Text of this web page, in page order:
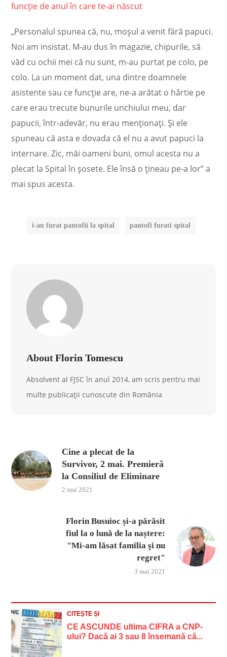
funcţie de anul în care te-ai născut
„Personalul spunea că, nu, moșul a venit fără papuci.
Noi am insistat. M-au dus în magazie, chipurile, să
văd cu ochii mei că nu sunt, m-au purtat pe colo, pe
colo. La un moment dat, una dintre doamnele
asistente sau ce funcție are, ne-a arătat o hârtie pe
care erau trecute bunurile unchiului meu, dar
papucii, într-adevăr, nu erau menționați. Și ele
spuneau că asta e dovada că el nu a avut papuci la
internare. Zic, măi oameni buni, omul acesta nu a
plecat la Spital în șosete. Ele însă o țineau pe-a lor” a
mai spus acesta.
i-au furat pantofii la spital pantofi furati spital
About Florin Tomescu
Absolvent al FJSC în anul 2014, am scris pentru mai
multe publicații cunoscute din România
Cine a plecat de la
Survivor, 2 mai. Premieră
la Consiliul de Eliminare
2 mai 2021
Florin Busuioc și-a părăsit
fiul la o lună de la naștere:
"Mi-am lăsat familia şi nu
regret"
3 mai 2021
CITEȘTE ȘI
CE ASCUNDE ultima CIFRA a CNP-
ului? Dacă ai 3 sau 8 însemană că...